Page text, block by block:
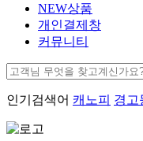
NEW상품
개인결제창
커뮤니티
인기검색어 캐노피 경고